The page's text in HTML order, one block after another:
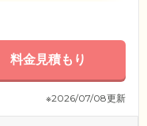
料金見積もり
※2026/07/08更新